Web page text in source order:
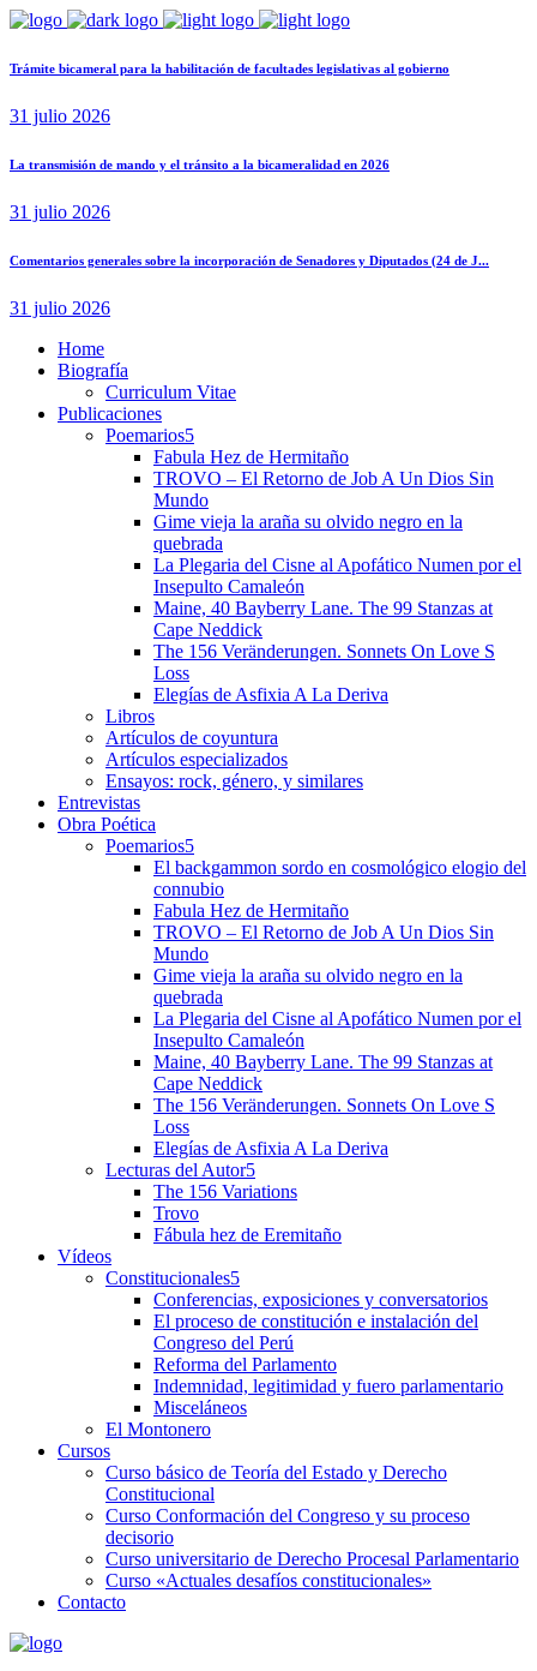
Trámite bicameral para la habilitación de facultades legislativas al gobierno
31 julio 2026
La transmisión de mando y el tránsito a la bicameralidad en 2026
31 julio 2026
Comentarios generales sobre la incorporación de Senadores y Diputados (24 de J...
31 julio 2026
Home
Biografía
Curriculum Vitae​
Publicaciones
Poemarios
Fabula Hez de Hermitaño
TROVO – El Retorno de Job A Un Dios Sin
Mundo
Gime vieja la araña su olvido negro en la
quebrada
La Plegaria del Cisne al Apofático Numen por el
Insepulto Camaleón
Maine, 40 Bayberry Lane. The 99 Stanzas at
Cape Neddick
The 156 Veränderungen. Sonnets On Love S
Loss
Elegías de Asfixia A La Deriva
Libros
Artículos de coyuntura
Artículos especializados
Ensayos: rock, género, y similares
Entrevistas
Obra Poética
Poemarios
El backgammon sordo en cosmológico elogio del
connubio
Fabula Hez de Hermitaño
TROVO – El Retorno de Job A Un Dios Sin
Mundo
Gime vieja la araña su olvido negro en la
quebrada
La Plegaria del Cisne al Apofático Numen por el
Insepulto Camaleón
Maine, 40 Bayberry Lane. The 99 Stanzas at
Cape Neddick
The 156 Veränderungen. Sonnets On Love S
Loss
Elegías de Asfixia A La Deriva
Lecturas del Autor
The 156 Variations
Trovo
Fábula hez de Eremitaño
Vídeos
Constitucionales
Conferencias, exposiciones y conversatorios
El proceso de constitución e instalación del
Congreso del Perú
Reforma del Parlamento
Indemnidad, legitimidad y fuero parlamentario
Misceláneos
El Montonero
Cursos
Curso básico de Teoría del Estado y Derecho
Constitucional
Curso Conformación del Congreso y su proceso
decisorio
Curso universitario de Derecho Procesal Parlamentario
Curso «Actuales desafíos constitucionales»
Contacto